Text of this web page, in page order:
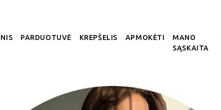
PARDUOTUVĖ KREPŠELIS APMOKĖTI
MANO
SĄSKAITA